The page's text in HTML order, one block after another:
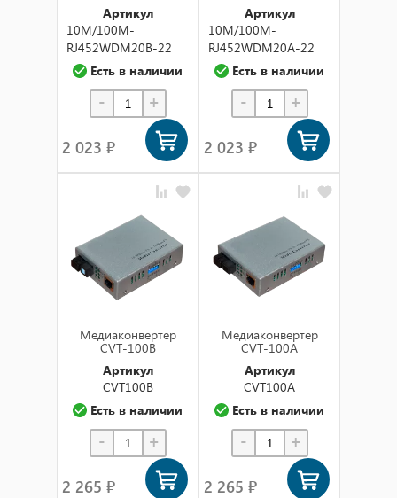
Артикул
10M/100M-
RJ452WDM20B-22
Есть в наличии
- +
2 023 ₽
Артикул
10M/100M-
RJ452WDM20A-22
Есть в наличии
- +
2 023 ₽
Медиаконвертер
CVT-100B
Артикул
CVT100B
Есть в наличии
- +
2 265 ₽
Медиаконвертер
CVT-100A
Артикул
CVT100A
Есть в наличии
- +
2 265 ₽